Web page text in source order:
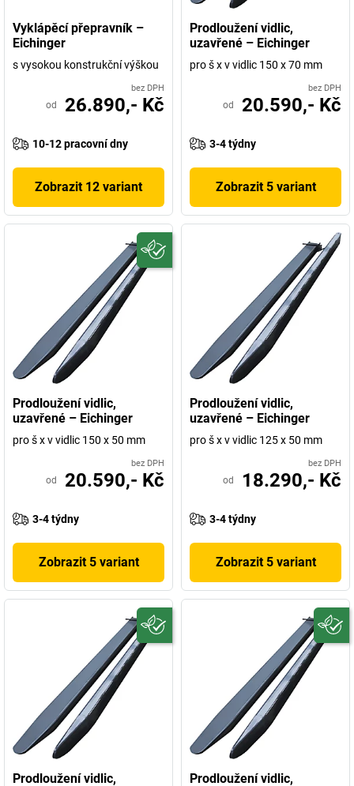
Vyklápěcí přepravník –
Eichinger
s vysokou konstrukční výškou
bez DPH
od 26.890,- Kč
10-12 pracovní dny
Zobrazit 12 variant
Prodloužení vidlic,
uzavřené – Eichinger
pro š x v vidlic 150 x 70 mm
bez DPH
od 20.590,- Kč
3-4 týdny
Zobrazit 5 variant
Prodloužení vidlic,
uzavřené – Eichinger
pro š x v vidlic 150 x 50 mm
bez DPH
od 20.590,- Kč
3-4 týdny
Zobrazit 5 variant
Prodloužení vidlic,
uzavřené – Eichinger
pro š x v vidlic 125 x 50 mm
bez DPH
od 18.290,- Kč
3-4 týdny
Zobrazit 5 variant
Prodloužení vidlic,
Prodloužení vidlic,